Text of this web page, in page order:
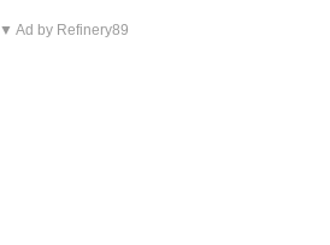
▼ Ad by Refinery89